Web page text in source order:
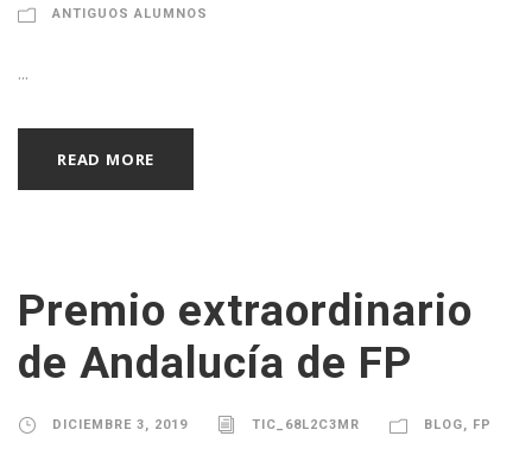
ANTIGUOS ALUMNOS
...
READ MORE
Premio extraordinario
de Andalucía de FP
DICIEMBRE 3, 2019 TIC_68L2C3MR BLOG, FP